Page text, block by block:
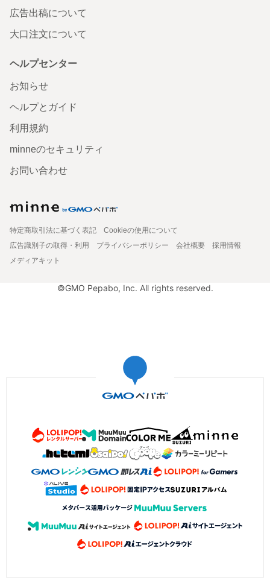
広告出稿について
大口注文について
ヘルプセンター
お知らせ
ヘルプとガイド
利用規約
minneのセキュリティ
お問い合わせ
特定商取引法に基づく表記
Cookieの使用について
広告識別子の取得・利用
プライバシーポリシー 会社概要
採用情報
メディアキット
©GMO Pepabo, Inc. All rights reserved.